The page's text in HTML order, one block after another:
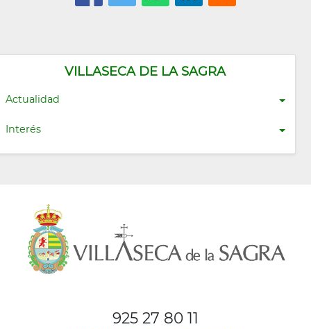
VILLASECA DE LA SAGRA
Actualidad
Interés
925 27 80 11